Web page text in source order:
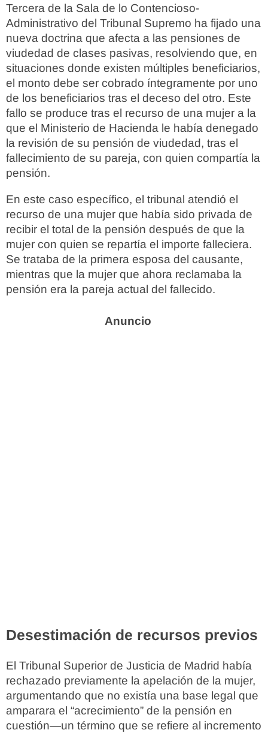
Tercera de la Sala de lo Contencioso-
Administrativo del Tribunal Supremo ha fijado una
nueva doctrina que afecta a las pensiones de
viudedad de clases pasivas, resolviendo que, en
situaciones donde existen múltiples beneficiarios,
el monto debe ser cobrado íntegramente por uno
de los beneficiarios tras el deceso del otro. Este
fallo se produce tras el recurso de una mujer a la
que el Ministerio de Hacienda le había denegado
la revisión de su pensión de viudedad, tras el
fallecimiento de su pareja, con quien compartía la
pensión.
En este caso específico, el tribunal atendió el
recurso de una mujer que había sido privada de
recibir el total de la pensión después de que la
mujer con quien se repartía el importe falleciera.
Se trataba de la primera esposa del causante,
mientras que la mujer que ahora reclamaba la
pensión era la pareja actual del fallecido.
Desestimación de recursos previos
El Tribunal Superior de Justicia de Madrid había
rechazado previamente la apelación de la mujer,
argumentando que no existía una base legal que
amparara el “acrecimiento” de la pensión en
cuestión—un término que se refiere al incremento